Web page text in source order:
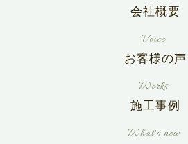
会社概要
お客様の声
施工事例